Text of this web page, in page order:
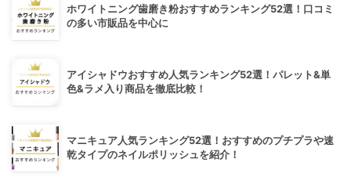
ホワイトニング歯磨き粉おすすめランキング52選！口コミ
の多い市販品を中心に
アイシャドウおすすめ人気ランキング52選！パレット&単
色&ラメ入り商品を徹底比較！
マニキュア人気ランキング52選！おすすめのプチプラや速
乾タイプのネイルポリッシュを紹介！